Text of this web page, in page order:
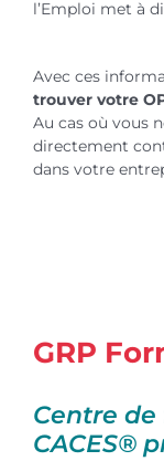
l’Emploi met à
Avec ces
trouver votre
Au cas où vous
directement
dans votre
GRP
Centre
CACES®